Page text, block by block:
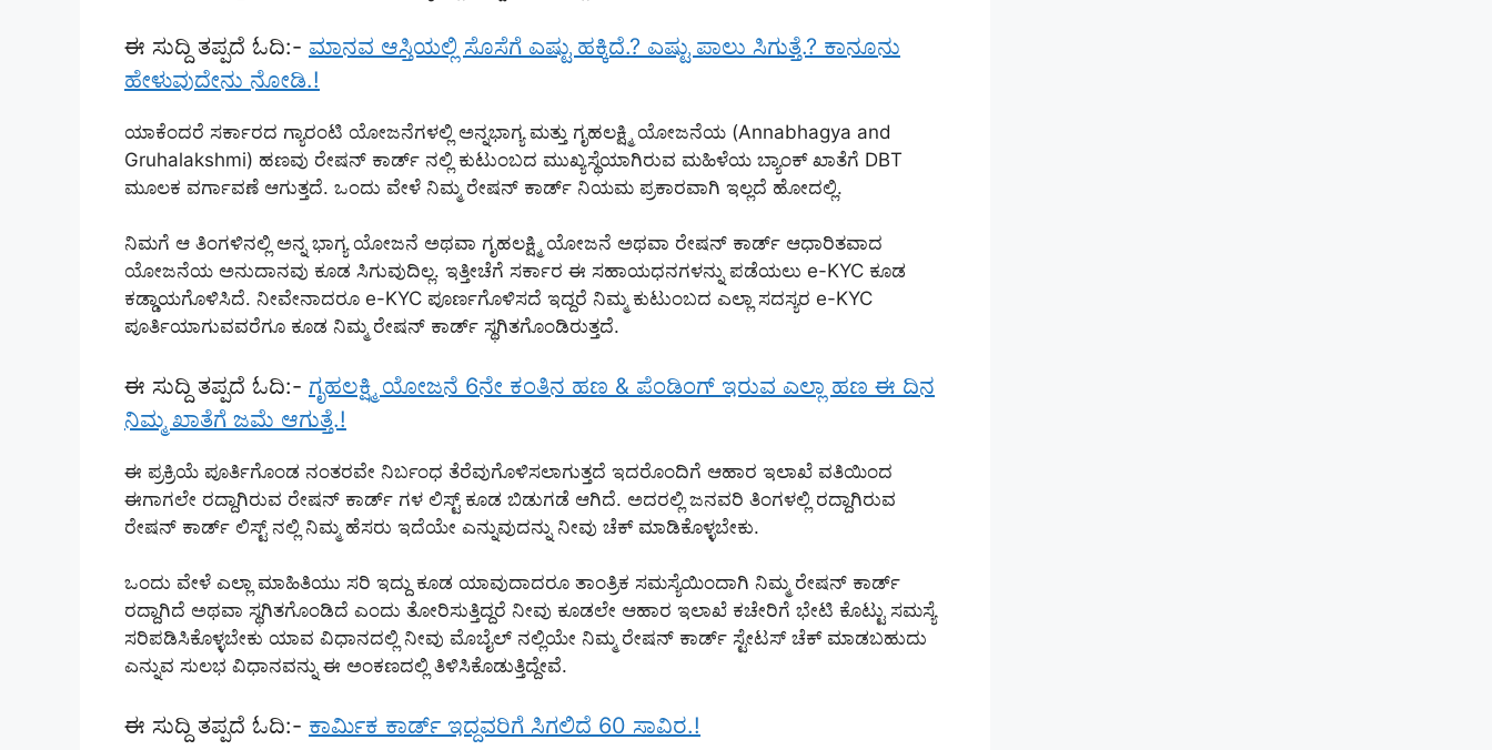
ಈ ಸುದ್ದಿ ತಪ್ಪದೆ ಓದಿ:- ಮಾನವ ಆಸ್ತಿಯಲ್ಲಿ ಸೊಸೆಗೆ ಎಷ್ಟು ಹಕ್ಕಿದೆ.? ಎಷ್ಟು ಪಾಲು ಸಿಗುತ್ತೆ.? ಕಾನೂನು
ಹೇಳುವುದೇನು ನೋಡಿ.!
ಯಾಕೆಂದರೆ ಸರ್ಕಾರದ ಗ್ಯಾರಂಟಿ ಯೋಜನೆಗಳಲ್ಲಿ ಅನ್ನಭಾಗ್ಯ ಮತ್ತು ಗೃಹಲಕ್ಷ್ಮಿ ಯೋಜನೆಯ (Annabhagya and
Gruhalakshmi) ಹಣವು ರೇಷನ್ ಕಾರ್ಡ್ ನಲ್ಲಿ ಕುಟುಂಬದ ಮುಖ್ಯಸ್ಥೆಯಾಗಿರುವ ಮಹಿಳೆಯ ಬ್ಯಾಂಕ್ ಖಾತೆಗೆ DBT
ಮೂಲಕ ವರ್ಗಾವಣೆ ಆಗುತ್ತದೆ. ಒಂದು ವೇಳೆ ನಿಮ್ಮ ರೇಷನ್ ಕಾರ್ಡ್ ನಿಯಮ ಪ್ರಕಾರವಾಗಿ ಇಲ್ಲದೆ ಹೋದಲ್ಲಿ.
ನಿಮಗೆ ಆ ತಿಂಗಳಿನಲ್ಲಿ ಅನ್ನ ಭಾಗ್ಯ ಯೋಜನೆ ಅಥವಾ ಗೃಹಲಕ್ಷ್ಮಿ ಯೋಜನೆ ಅಥವಾ ರೇಷನ್ ಕಾರ್ಡ್ ಆಧಾರಿತವಾದ
ಯೋಜನೆಯ ಅನುದಾನವು ಕೂಡ ಸಿಗುವುದಿಲ್ಲ. ಇತ್ತೀಚೆಗೆ ಸರ್ಕಾರ ಈ ಸಹಾಯಧನಗಳನ್ನು ಪಡೆಯಲು e-KYC ಕೂಡ
ಕಡ್ಡಾಯಗೊಳಿಸಿದೆ. ನೀವೇನಾದರೂ e-KYC ಪೂರ್ಣಗೊಳಿಸದೆ ಇದ್ದರೆ ನಿಮ್ಮ ಕುಟುಂಬದ ಎಲ್ಲಾ ಸದಸ್ಯರ e-KYC
ಪೂರ್ತಿಯಾಗುವವರೆಗೂ ಕೂಡ ನಿಮ್ಮ ರೇಷನ್ ಕಾರ್ಡ್ ಸ್ಥಗಿತಗೊಂಡಿರುತ್ತದೆ.
ಈ ಸುದ್ದಿ ತಪ್ಪದೆ ಓದಿ:- ಗೃಹಲಕ್ಷ್ಮಿ ಯೋಜನೆ 6ನೇ ಕಂತಿನ ಹಣ & ಪೆಂಡಿಂಗ್ ಇರುವ ಎಲ್ಲಾ ಹಣ ಈ ದಿನ
ನಿಮ್ಮ ಖಾತೆಗೆ ಜಮೆ ಆಗುತ್ತೆ.!
ಈ ಪ್ರಕ್ರಿಯೆ ಪೂರ್ತಿಗೊಂಡ ನಂತರವೇ ನಿರ್ಬಂಧ ತೆರೆವುಗೊಳಿಸಲಾಗುತ್ತದೆ ಇದರೊಂದಿಗೆ ಆಹಾರ ಇಲಾಖೆ ವತಿಯಿಂದ
ಈಗಾಗಲೇ ರದ್ದಾಗಿರುವ ರೇಷನ್ ಕಾರ್ಡ್ ಗಳ ಲಿಸ್ಟ್ ಕೂಡ ಬಿಡುಗಡೆ ಆಗಿದೆ. ಅದರಲ್ಲಿ ಜನವರಿ ತಿಂಗಳಲ್ಲಿ ರದ್ದಾಗಿರುವ
ರೇಷನ್ ಕಾರ್ಡ್ ಲಿಸ್ಟ್ ನಲ್ಲಿ ನಿಮ್ಮ ಹೆಸರು ಇದೆಯೇ ಎನ್ನುವುದನ್ನು ನೀವು ಚೆಕ್ ಮಾಡಿಕೊಳ್ಳಬೇಕು.
ಒಂದು ವೇಳೆ ಎಲ್ಲಾ ಮಾಹಿತಿಯು ಸರಿ ಇದ್ದು ಕೂಡ ಯಾವುದಾದರೂ ತಾಂತ್ರಿಕ ಸಮಸ್ಯೆಯಿಂದಾಗಿ ನಿಮ್ಮ ರೇಷನ್ ಕಾರ್ಡ್
ರದ್ದಾಗಿದೆ ಅಥವಾ ಸ್ಥಗಿತಗೊಂಡಿದೆ ಎಂದು ತೋರಿಸುತ್ತಿದ್ದರೆ ನೀವು ಕೂಡಲೇ ಆಹಾರ ಇಲಾಖೆ ಕಚೇರಿಗೆ ಭೇಟಿ ಕೊಟ್ಟು ಸಮಸ್ಯೆ
ಸರಿಪಡಿಸಿಕೊಳ್ಳಬೇಕು ಯಾವ ವಿಧಾನದಲ್ಲಿ ನೀವು ಮೊಬೈಲ್ ನಲ್ಲಿಯೇ ನಿಮ್ಮ ರೇಷನ್ ಕಾರ್ಡ್ ಸ್ಟೇಟಸ್ ಚೆಕ್ ಮಾಡಬಹುದು
ಎನ್ನುವ ಸುಲಭ ವಿಧಾನವನ್ನು ಈ ಅಂಕಣದಲ್ಲಿ ತಿಳಿಸಿಕೊಡುತ್ತಿದ್ದೇವೆ.
ಈ ಸುದ್ದಿ ತಪ್ಪದೆ ಓದಿ:- ಕಾರ್ಮಿಕ ಕಾರ್ಡ್ ಇದ್ದವರಿಗೆ ಸಿಗಲಿದೆ 60 ಸಾವಿರ.!